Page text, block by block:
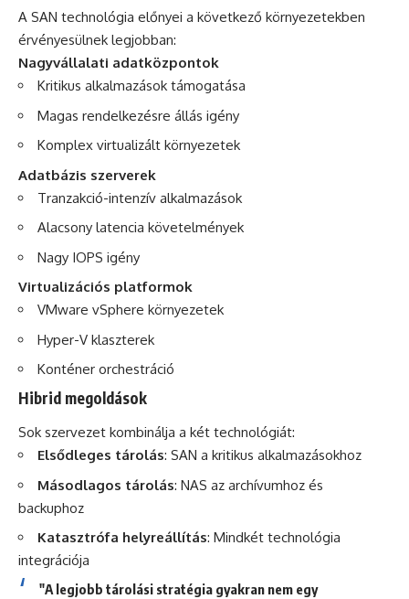
A SAN technológia előnyei a következő környezetekben
érvényesülnek legjobban:
Nagyvállalati adatközpontok
Kritikus alkalmazások támogatása
Magas rendelkezésre állás igény
Komplex virtualizált környezetek
Adatbázis szerverek
Tranzakció-intenzív alkalmazások
Alacsony latencia követelmények
Nagy IOPS igény
Virtualizációs platformok
VMware vSphere környezetek
Hyper-V klaszterek
Konténer orchestráció
Hibrid megoldások
Sok szervezet kombinálja a két technológiát:
Elsődleges tárolás: SAN a kritikus alkalmazásokhoz
Másodlagos tárolás: NAS az archívumhoz és
backuphoz
Katasztrófa helyreállítás: Mindkét technológia
integrációja
"A legjobb tárolási stratégia gyakran nem egy